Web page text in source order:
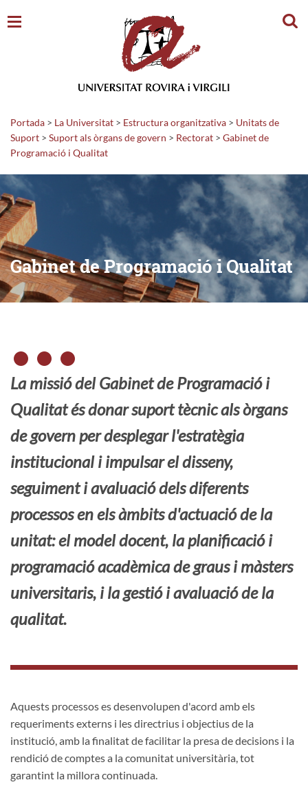
Portada > La Universitat > Estructura organitzativa > Unitats de
Suport > Suport als òrgans de govern > Rectorat > Gabinet de
Programació i Qualitat
Gabinet de Programació i Qualitat
La missió del Gabinet de Programació i
Qualitat és donar suport tècnic als òrgans
de govern per desplegar l'estratègia
institucional i impulsar el disseny,
seguiment i avaluació dels diferents
processos en els àmbits d'actuació de la
unitat: el model docent, la planificació i
programació acadèmica de graus i màsters
universitaris, i la gestió i avaluació de la
qualitat.
Aquests processos es desenvolupen d'acord amb els
requeriments externs i les directrius i objectius de la
institució, amb la finalitat de facilitar la presa de decisions i la
rendició de comptes a la comunitat universitària, tot
garantint la millora continuada.